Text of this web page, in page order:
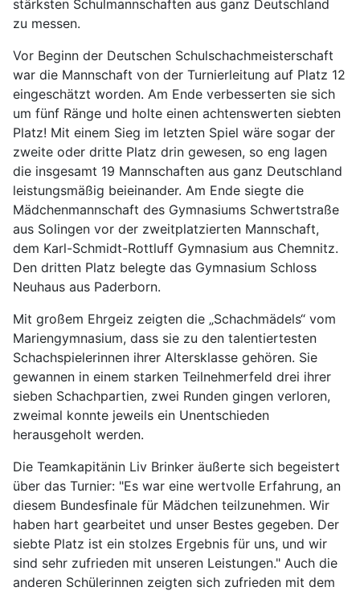
stärksten Schulmannschaften aus ganz Deutschland
zu messen.
Vor Beginn der Deutschen Schulschachmeisterschaft
war die Mannschaft von der Turnierleitung auf Platz 12
eingeschätzt worden. Am Ende verbesserten sie sich
um fünf Ränge und holte einen achtenswerten siebten
Platz! Mit einem Sieg im letzten Spiel wäre sogar der
zweite oder dritte Platz drin gewesen, so eng lagen
die insgesamt 19 Mannschaften aus ganz Deutschland
leistungsmäßig beieinander. Am Ende siegte die
Mädchenmannschaft des Gymnasiums Schwertstraße
aus Solingen vor der zweitplatzierten Mannschaft,
dem Karl-Schmidt-Rottluff Gymnasium aus Chemnitz.
Den dritten Platz belegte das Gymnasium Schloss
Neuhaus aus Paderborn.
Mit großem Ehrgeiz zeigten die „Schachmädels“ vom
Mariengymnasium, dass sie zu den talentiertesten
Schachspielerinnen ihrer Altersklasse gehören. Sie
gewannen in einem starken Teilnehmerfeld drei ihrer
sieben Schachpartien, zwei Runden gingen verloren,
zweimal konnte jeweils ein Unentschieden
herausgeholt werden.
Die Teamkapitänin Liv Brinker äußerte sich begeistert
über das Turnier: "Es war eine wertvolle Erfahrung, an
diesem Bundesfinale für Mädchen teilzunehmen. Wir
haben hart gearbeitet und unser Bestes gegeben. Der
siebte Platz ist ein stolzes Ergebnis für uns, und wir
sind sehr zufrieden mit unseren Leistungen." Auch die
anderen Schülerinnen zeigten sich zufrieden mit dem